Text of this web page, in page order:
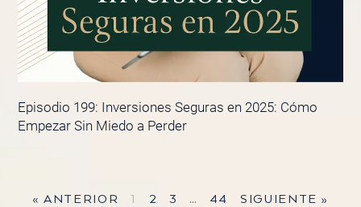
Episodio 199: Inversiones Seguras en 2025: Cómo
Empezar Sin Miedo a Perder
« ANTERIOR 1 2 3 … 44 SIGUIENTE »